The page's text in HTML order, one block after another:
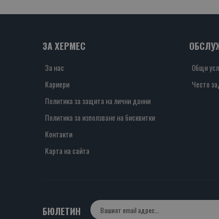
ЗА ХЕРМЕС
За нас
Кариери
Политика за защита на лични данни
Политика за използване на бисквитки
Контакти
Карта на сайта
Общи
Често
БЮЛЕТИН